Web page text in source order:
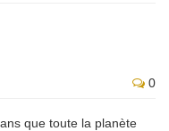
0
que toute la planète